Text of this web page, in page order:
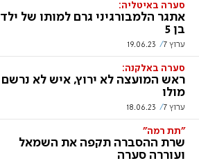
סערה באיטליה:
אתגר הלמבורגיני גרם למותו של ילד
בן 5
ערוץ 7 19.06.23
סערה באלקנה:
ראש המועצה לא ירוץ, איש לא נרשם
מולו
ערוץ 7 18.06.23
"תת רמה"
שרת ההסברה תקפה את השמאל
ועוררה סערה